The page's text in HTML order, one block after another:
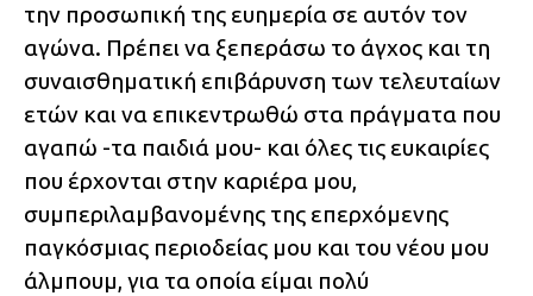
την προσωπική της ευημερία σε αυτόν τον
αγώνα. Πρέπει να ξεπεράσω το άγχος και τη
συναισθηματική επιβάρυνση των τελευταίων
ετών και να επικεντρωθώ στα πράγματα που
αγαπώ -τα παιδιά μου- και όλες τις ευκαιρίες
που έρχονται στην καριέρα μου,
συμπεριλαμβανομένης της επερχόμενης
παγκόσμιας περιοδείας μου και του νέου μου
άλμπουμ, για τα οποία είμαι πολύ